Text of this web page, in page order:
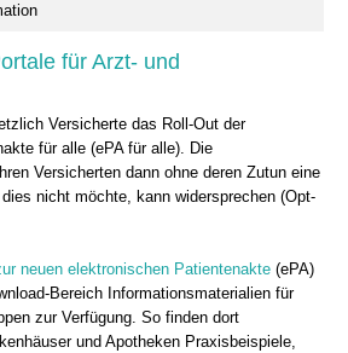
für Arzt- und
Versicherte das Roll-Out der
für alle (ePA für alle). Die
Versicherten dann ohne deren Zutun eine
nicht möchte, kann widersprechen (Opt-
neuen elektronischen Patientenakte (ePA)
Bereich Informationsmaterialien für
zur Verfügung. So finden dort
und Apotheken Praxisbeispiele,